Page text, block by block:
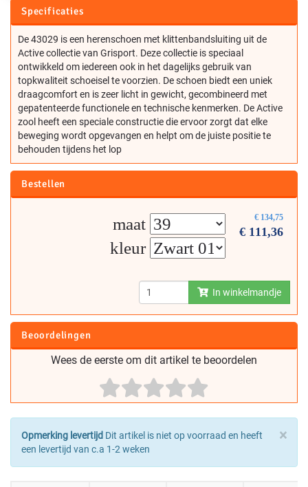
Specificaties
De 43029 is een herenschoen met klittenbandsluiting uit de
Active collectie van Grisport. Deze collectie is speciaal
ontwikkeld om iedereen ook in het dagelijks gebruik van
topkwaliteit schoeisel te voorzien. De schoen biedt een uniek
draagcomfort en is zeer licht in gewicht, gecombineerd met
gepatenteerde functionele en technische kenmerken. De Active
zool heeft een speciale constructie die ervoor zorgt dat elke
beweging wordt opgevangen en helpt om de juiste positie te
behouden tijdens het lop
Bestellen
€ 134,75
€ 111,36
maat
kleur
In winkelmandje
Beoordelingen
Wees de eerste om dit artikel te beoordelen
×
Opmerking levertijd Dit artikel is niet op voorraad en heeft
een levertijd van c.a 1-2 weken